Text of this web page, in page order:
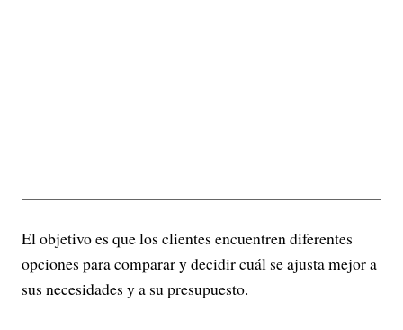
El objetivo es que los clientes encuentren diferentes
opciones para comparar y decidir cuál se ajusta mejor a
sus necesidades y a su presupuesto.